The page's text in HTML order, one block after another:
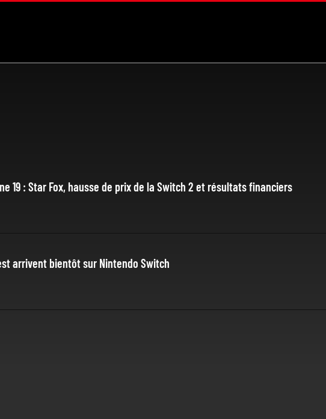
19 : Star Fox, hausse de prix de la Switch 2 et résultats financiers
arrivent bientôt sur Nintendo Switch